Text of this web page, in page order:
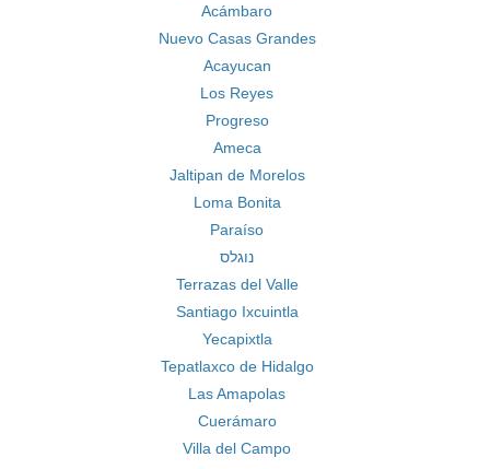
Acámbaro
Nuevo Casas Grandes
Acayucan
Los Reyes
Progreso
Ameca
Jaltipan de Morelos
Loma Bonita
Paraíso
נוגלס
Terrazas del Valle
Santiago Ixcuintla
Yecapixtla
Tepatlaxco de Hidalgo
Las Amapolas
Cuerámaro
Villa del Campo